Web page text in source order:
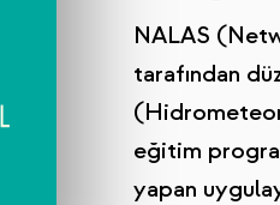
NALAS
tarafından
eğitim
yapan